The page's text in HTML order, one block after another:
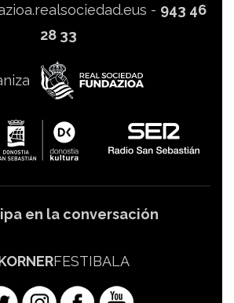
- 943 46
28 33
en la conversación
FESTIBALA